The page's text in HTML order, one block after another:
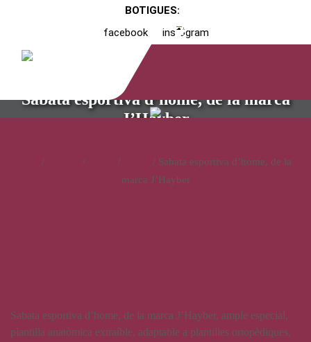
BOTIGUES:
facebook
instagram
Sabata esportiva d’home, de la marca
J’Hayber
/ / /
/ Sabata esportiva d’home, de la
marca J’Hayber
Sabata esportiva d’home, de la marca J’Hayber, ample especial,
plantilla anatòmica extraíble, adaptable a plantilles ortopèdiques,